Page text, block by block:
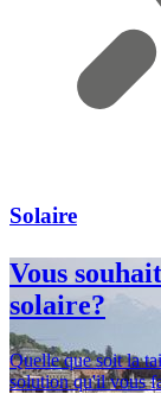
Solaire
Vous
solaire?
Quelle que soit la
solution qu'il vous